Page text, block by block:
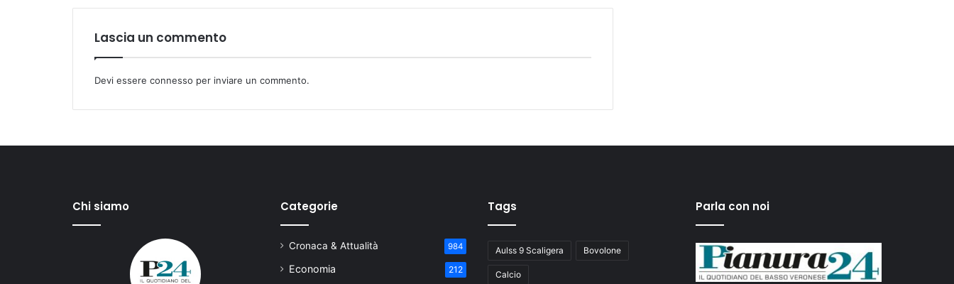
Lascia un commento
Devi essere connesso per inviare un commento.
Chi siamo Categorie
Cronaca & Attualità 984
Economia 212
Tags
Aulss 9 Scaligera Bovolone
Calcio
Parla con noi